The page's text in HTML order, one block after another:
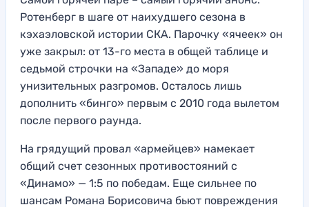
Ротенберг в шаге от наихудшего сезона в
кэхаэловской истории СКА. Парочку «ячеек» он
уже закрыл: от 13-го места в общей таблице и
седьмой строчки на «Западе» до моря
унизительных разгромов. Осталось лишь
дополнить «бинго» первым с 2010 года вылетом
после первого раунда.
На грядущий провал «армейцев» намекает
общий счет сезонных противостояний с
«Динамо» — 1:5 по победам. Еще сильнее по
шансам Романа Борисовича бьют повреждения